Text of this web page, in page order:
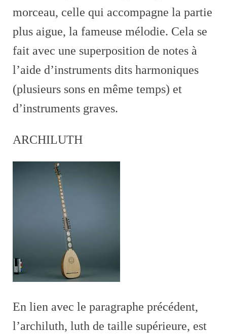
morceau, celle qui accompagne la partie
plus aigue, la fameuse mélodie. Cela se
fait avec une superposition de notes à
l’aide d’instruments dits harmoniques
(plusieurs sons en même temps) et
d’instruments graves.
ARCHILUTH
En lien avec le paragraphe précédent,
l’archiluth, luth de taille supérieure, est